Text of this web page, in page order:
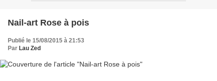
Nail-art Rose à pois
Publié le 15/08/2015 à 21:53
Par Lau Zed